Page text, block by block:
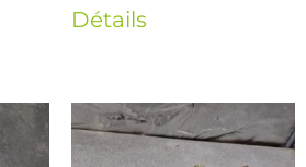
Détails